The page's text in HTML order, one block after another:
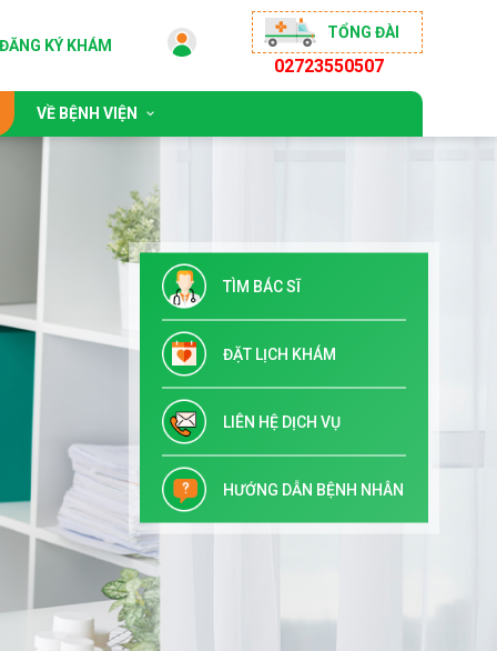
ĐĂNG KÝ KHÁM
TỔNG ĐÀI
02723550507
VỀ BỆNH VIỆN
Đội ngũ bác sĩ
Chỉ đạo tuyến & Đào tạo
Danh mục dịch vụ kỹ thuật
Tuyển dụng
TÌM BÁC SĨ
ĐẶT LỊCH KHÁM
LIÊN HỆ DỊCH VỤ
HƯỚNG DẪN BỆNH NHÂN